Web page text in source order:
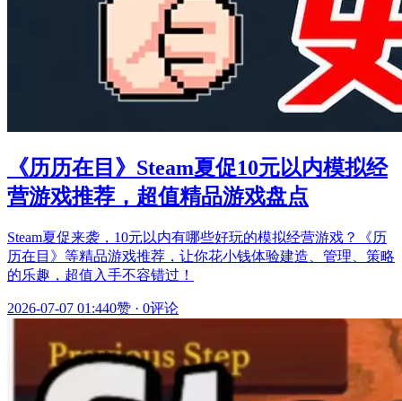
《历历在目》Steam夏促10元以内模拟经
营游戏推荐，超值精品游戏盘点
Steam夏促来袭，10元以内有哪些好玩的模拟经营游戏？《历
历在目》等精品游戏推荐，让你花小钱体验建造、管理、策略
的乐趣，超值入手不容错过！
2026-07-07 01:440赞 · 0评论